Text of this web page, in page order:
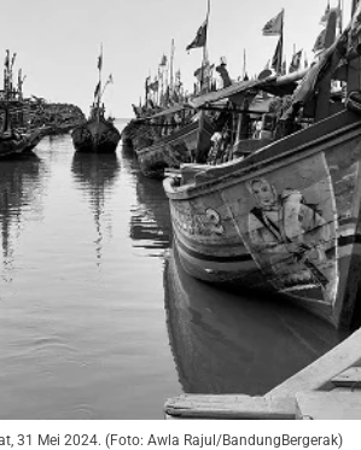
31 Mei 2024. (Foto: Awla Rajul/BandungBergerak)